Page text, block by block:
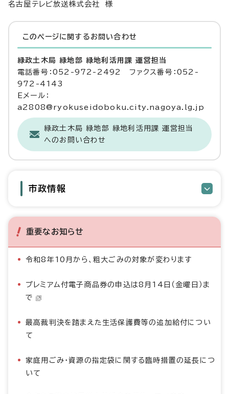
名古屋テレビ放送株式会社 様
このページに関する お問い合わせ
緑政土木局 緑地部 緑地利活用課 運営担当
電話番号：052-972-2492 ファクス番号：052-
972-4143
Eメール：
a2808@ryokuseidoboku.city.nagoya.lg.jp
緑政土木局 緑地部 緑地利活用課 運営担当
へのお問い合わせ
市政情報
重要なお知らせ
令和8年10月から、粗大ごみの対象が変わります
プレミアム付電子商品券の申込は8月14日（金曜日）ま
で
最高裁判決を踏まえた生活保護費等の追加給付につい
て
家庭用ごみ・資源の指定袋に関する臨時措置の延長につ
いて